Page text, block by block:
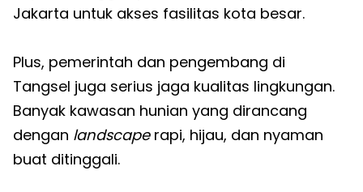
Jakarta untuk akses fasilitas kota besar.
Plus, pemerintah dan pengembang di
Tangsel juga serius jaga kualitas lingkungan.
Banyak kawasan hunian yang dirancang
dengan landscaperapi, hijau, dan nyaman
buat ditinggali.